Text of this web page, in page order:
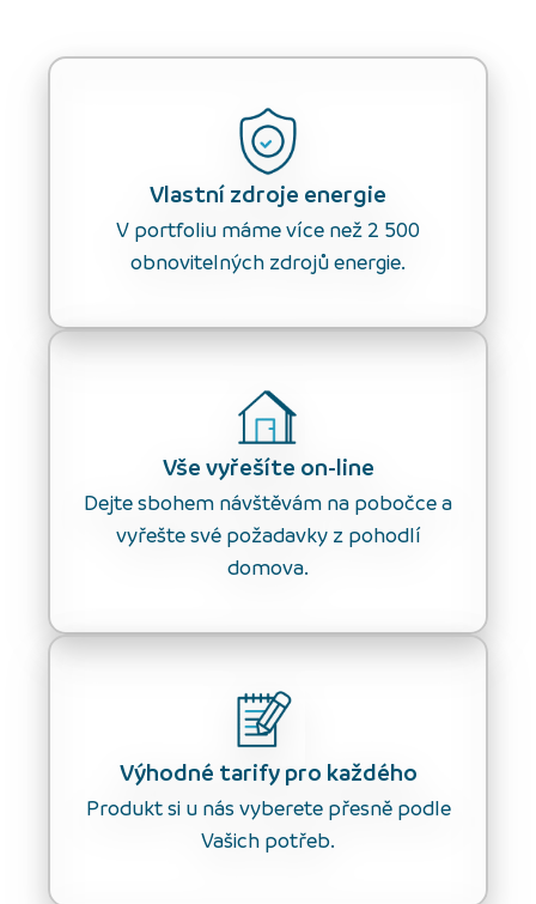
Vlastní zdroje energie
V portfoliu máme více než 2 500
obnovitelných zdrojů energie.
Vše vyřešíte on-line
Dejte sbohem návštěvám na pobočce a
vyřešte své požadavky z pohodlí
domova.
Výhodné tarify pro každého
Produkt si u nás vyberete přesně podle
Vašich potřeb.